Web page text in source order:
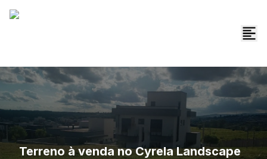
Terreno à venda no Cyrela Landscape